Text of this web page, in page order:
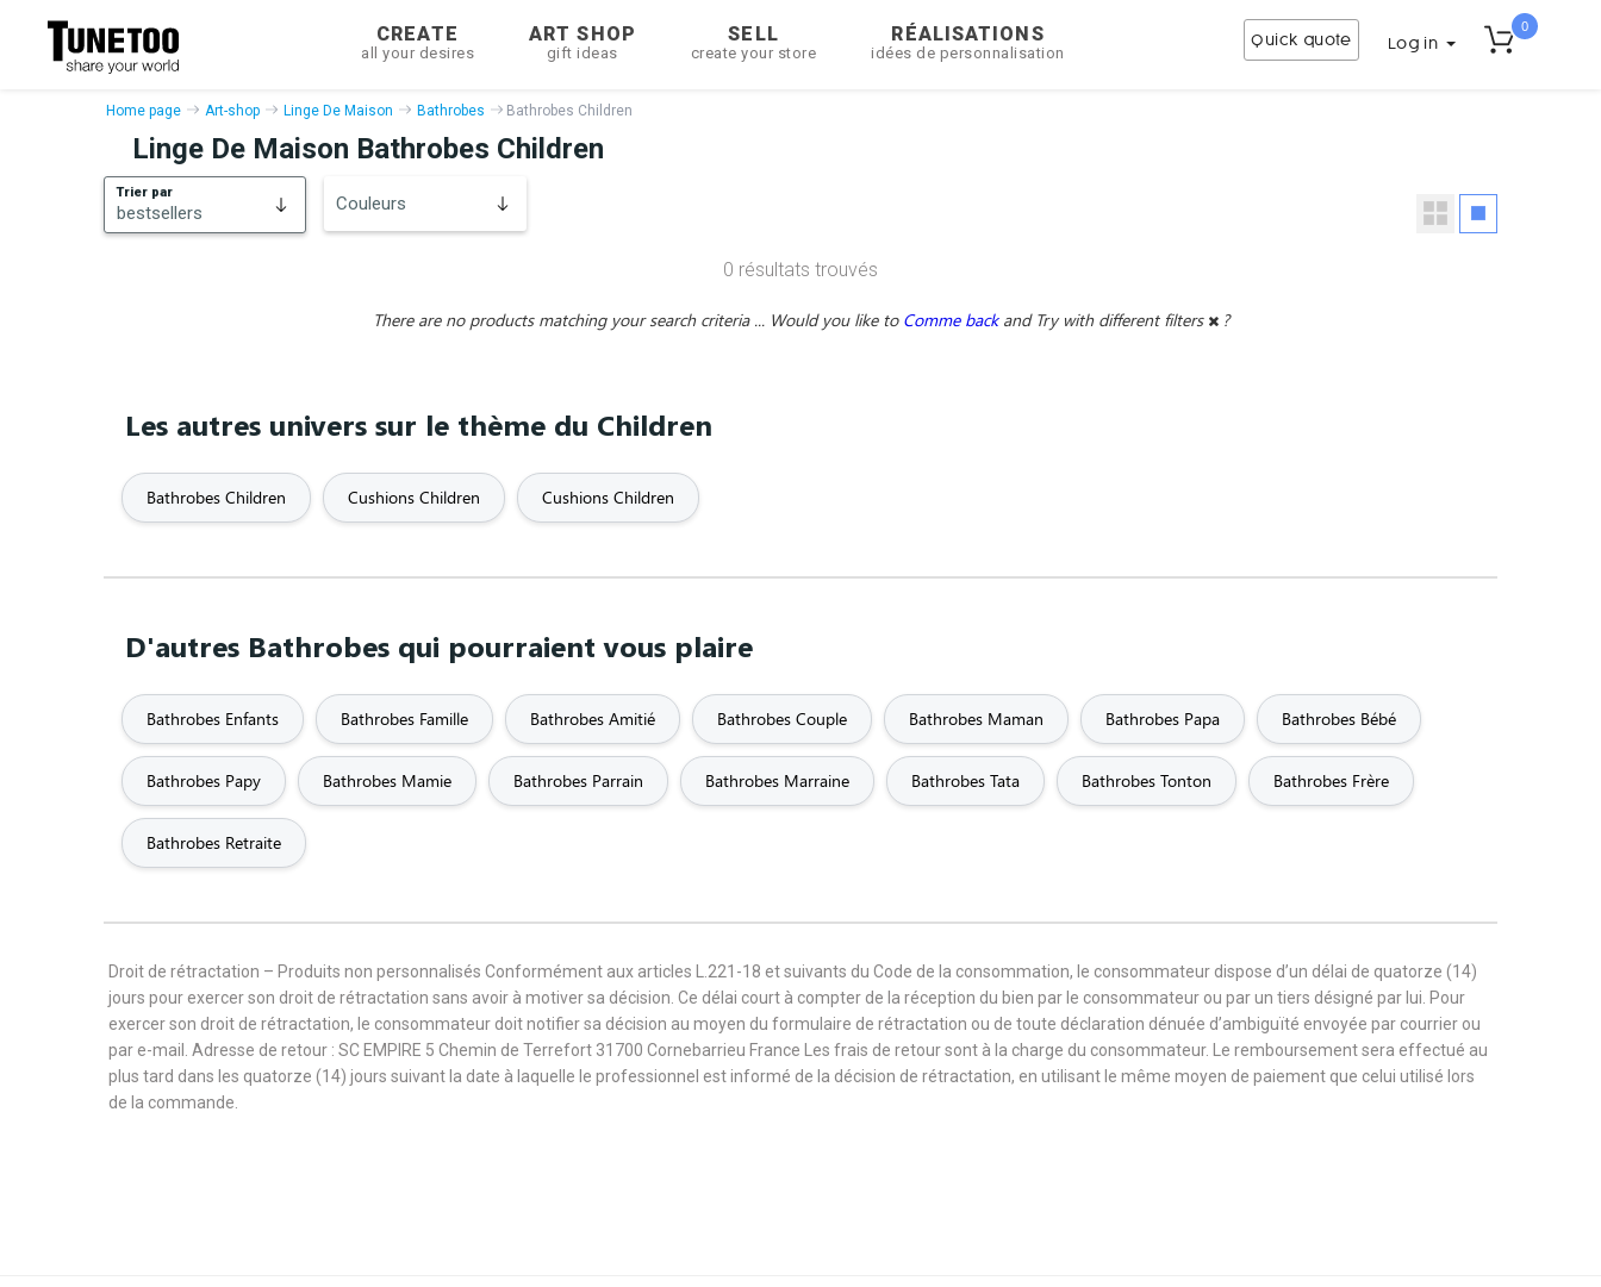
CREATE
all your desires
ART SHOP
gift ideas
SELL
create your store
RÉALISATIONS
idées de personnalisation
Quick quote Log in
0
Home page Art-shop Linge De Maison Bathrobes Bathrobes Children
Linge De Maison Bathrobes Children
Trier par
bestsellers Couleurs
0 résultats trouvés
There are no products matching your search criteria ... Would you like to Comme back and Try with different filters ?
Les autres univers sur le thème du Children
Bathrobes Children Cushions Children Cushions Children
D'autres Bathrobes qui pourraient vous plaire
Bathrobes Enfants Bathrobes Famille Bathrobes Amitié Bathrobes Couple Bathrobes Maman Bathrobes Papa Bathrobes Bébé
Bathrobes Papy Bathrobes Mamie Bathrobes Parrain Bathrobes Marraine Bathrobes Tata Bathrobes Tonton Bathrobes Frère
Bathrobes Retraite
Droit de rétractation – Produits non personnalisés Conformément aux articles L.221-18 et suivants du Code de la consommation, le consommateur dispose d’un délai de quatorze (14)
jours pour exercer son droit de rétractation sans avoir à motiver sa décision. Ce délai court à compter de la réception du bien par le consommateur ou par un tiers désigné par lui. Pour
exercer son droit de rétractation, le consommateur doit notifier sa décision au moyen du formulaire de rétractation ou de toute déclaration dénuée d’ambiguïté envoyée par courrier ou
par e-mail. Adresse de retour : SC EMPIRE 5 Chemin de Terrefort 31700 Cornebarrieu France Les frais de retour sont à la charge du consommateur. Le remboursement sera effectué au
plus tard dans les quatorze (14) jours suivant la date à laquelle le professionnel est informé de la décision de rétractation, en utilisant le même moyen de paiement que celui utilisé lors
de la commande.